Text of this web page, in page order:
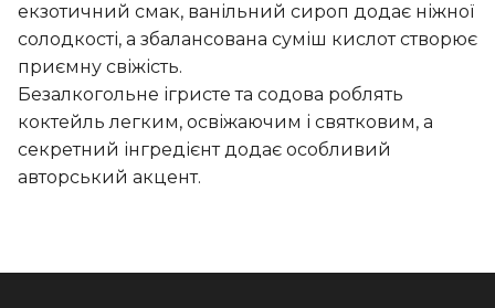
екзотичний смак, ванільний сироп додає ніжної
солодкості, а збалансована суміш кислот створює
приємну свіжість.
Безалкогольне ігристе та содова роблять
коктейль легким, освіжаючим і святковим, а
секретний інгредієнт додає особливий
авторський акцент.